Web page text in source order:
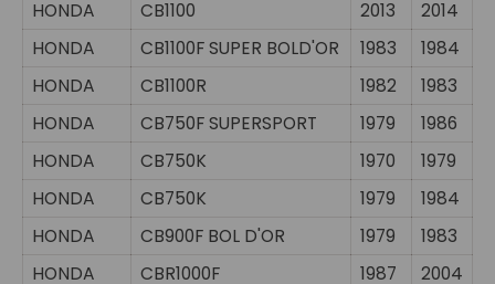
HONDA
CB1100 2013
2014
HONDA
CB1100F SUPER BOLD'OR 1983
1984
HONDA
CB1100R 1982
1983
HONDA
CB750F SUPERSPORT 1979
1986
HONDA
CB750K 1970
1979
HONDA
CB750K 1979
1984
HONDA
CB900F BOL D'OR 1979
1983
HONDA
CBR1000F 1987
2004